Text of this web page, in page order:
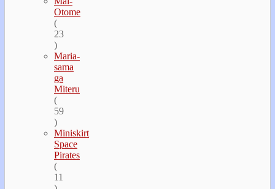
Otome
(
23
)
Maria-
sama
ga
Miteru
(
59
)
Miniskirt
Space
Pirates
(
11